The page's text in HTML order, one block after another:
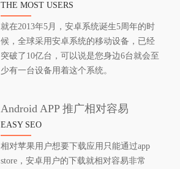
THE MOST USERS
就在2013年5月，安卓系统诞生5周年的时
候，全球采用安卓系统的移动设备，已经
突破了10亿台，可以说是您身边6台就会至
少有一台设备用着这个系统。
Android APP 推广相对容易
EASY SEO
相对苹果用户想要下载应用只能通过app
store，安卓用户的下载就相对容易非常